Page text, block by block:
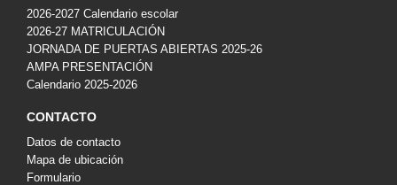
2026-2027 Calendario escolar
2026-27 MATRICULACIÓN
JORNADA DE PUERTAS ABIERTAS 2025-26
AMPA PRESENTACIÓN
Calendario 2025-2026
CONTACTO
Datos de contacto
Mapa de ubicación
Formulario